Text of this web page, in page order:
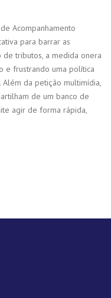
Acompanhamento
para barrar as
de tributos, a medida onera
e frustrando uma política
da petição multimídia,
de um banco de
agir de forma rápida,